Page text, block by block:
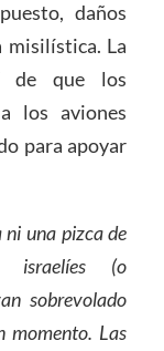
daños
misilística. La
de que los
los aviones
para apoyar
ni una pizca de
(o
sobrevolado
momento. Las